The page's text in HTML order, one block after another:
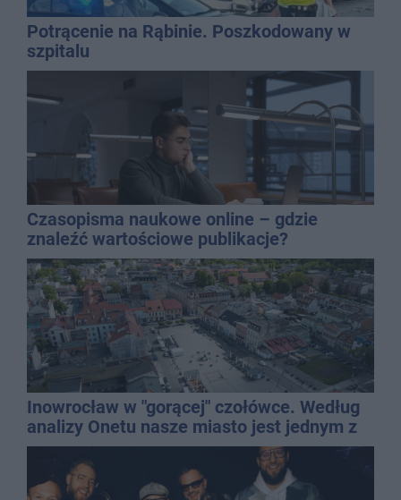
Potrącenie na Rąbinie. Poszkodowany w
szpitalu
Czasopisma naukowe online – gdzie
znaleźć wartościowe publikacje?
Inowrocław w "gorącej" czołówce. Według
analizy Onetu nasze miasto jest jednym z
najbardziej narażonych na upały